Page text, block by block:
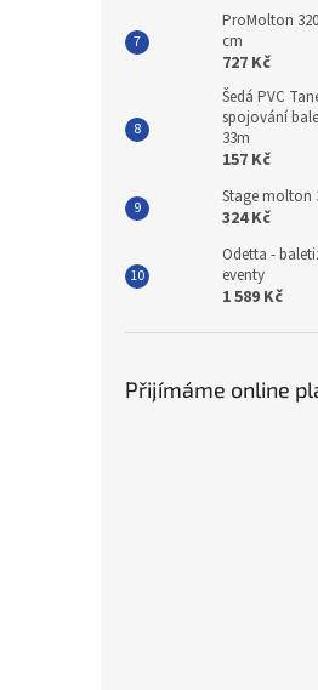
ProMolton
cm
727 Kč
Šedá PVC
spojování
33m
157 Kč
Stage molton
324 Kč
Odetta -
eventy
1 589 Kč
Přijímáme online